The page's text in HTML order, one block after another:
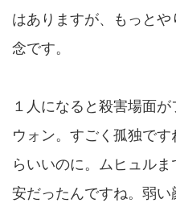
はありますが、もっと
念です。
１人になると殺害場面
ウォン。すごく孤独で
らいいのに。ムヒュル
安だったんですね。弱い